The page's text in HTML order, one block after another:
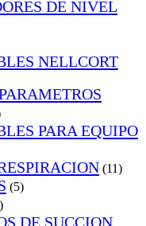
DE NIVEL
NELLCORT
PARA EQUIPO
(11)
(5)
DE SUCCION